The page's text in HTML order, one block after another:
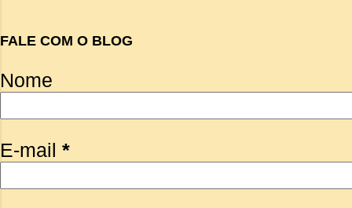
FALE COM O BLOG
Nome
E-mail *